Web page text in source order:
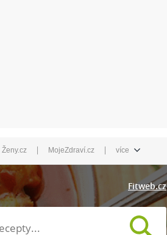
Ženy.cz | MojeZdraví.cz | více
Fitweb.cz